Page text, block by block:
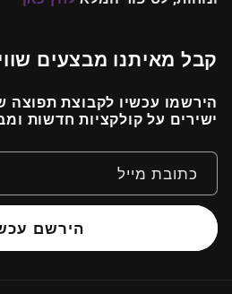
קבל מאיתנו מבצעים
הירשמו עכשיו לקבוצת תפוצה
ישירים על קולקציות חדשות
כתובת מייל
הירשם